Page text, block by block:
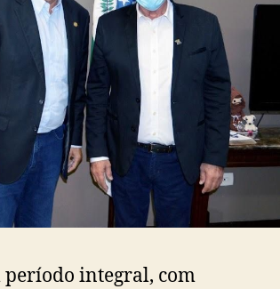
período integral, com